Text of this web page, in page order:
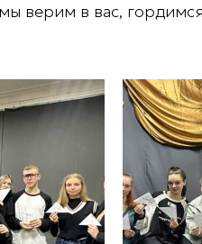
верим в вас,